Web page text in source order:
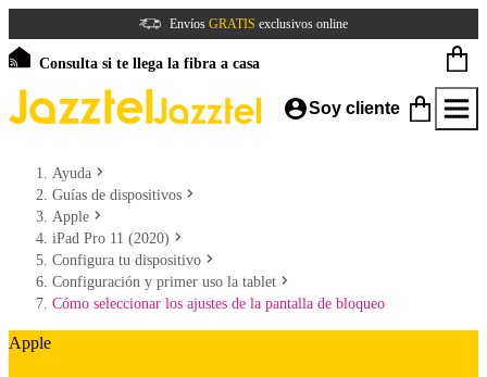
Envíos GRATIS exclusivos online
Consulta si te llega la fibra a casa
Soy cliente
Ayuda
Guías de dispositivos
Apple
iPad Pro 11 (2020)
Configura tu dispositivo
Configuración y primer uso la tablet
Cómo seleccionar los ajustes de la pantalla de bloqueo
Apple